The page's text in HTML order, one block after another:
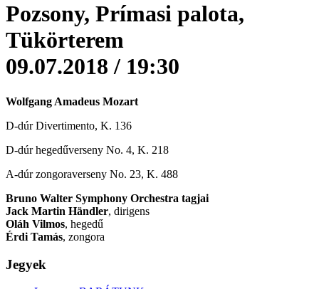
Pozsony, Prímasi palota,
Tükörterem
09.07.2018 / 19:30
Wolfgang Amadeus Mozart
D-dúr Divertimento, K. 136
D-dúr hegedűverseny No. 4, K. 218
A-dúr zongoraverseny No. 23, K. 488
Bruno Walter Symphony Orchestra tagjai
Jack Martin Händler, dirigens
Oláh Vilmos, hegedű
Érdi Tamás, zongora
Jegyek